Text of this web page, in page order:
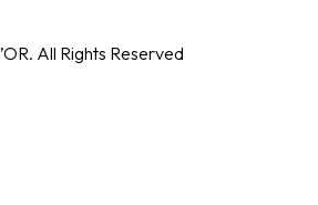
All Rights Reserved